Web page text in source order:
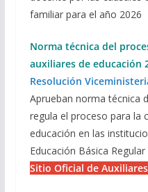
familiar para el año 2026
Norma técnica del
auxiliares de educación
Resolución
Aprueban norma técnica
regula el proceso para la
educación en las
Educación Básica
Sitio Oficial de